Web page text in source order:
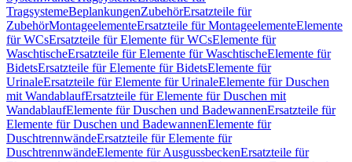
TragsystemeBeplankungenZubehörErsatzteile für
ZubehörMontageelementeErsatzteile für MontageelementeElemente
für WCsErsatzteile für Elemente für WCsElemente für
WaschtischeErsatzteile für Elemente für WaschtischeElemente für
BidetsErsatzteile für Elemente für BidetsElemente für
UrinaleErsatzteile für Elemente für UrinaleElemente für Duschen
mit WandablaufErsatzteile für Elemente für Duschen mit
WandablaufElemente für Duschen und BadewannenErsatzteile für
Elemente für Duschen und BadewannenElemente für
DuschtrennwändeErsatzteile für Elemente für
DuschtrennwändeElemente für AusgussbeckenErsatzteile für